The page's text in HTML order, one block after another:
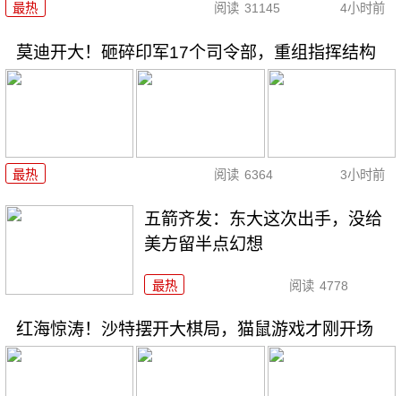
最热 阅读 31145 4小时前
莫迪开大！砸碎印军17个司令部，重组指挥结构
最热 阅读 6364 3小时前
五箭齐发：东大这次出手，没给
美方留半点幻想
最热 阅读 4778
红海惊涛！沙特摆开大棋局，猫鼠游戏才刚开场